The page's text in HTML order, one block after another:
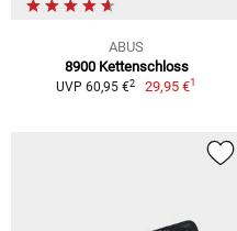
ABUS
8900 Kettenschloss
UVP 60,95 €2 29,95 €1